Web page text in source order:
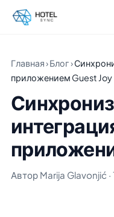
Главная›Блог›
приложением Guest Joy
Автор Marija Glavonjić ·